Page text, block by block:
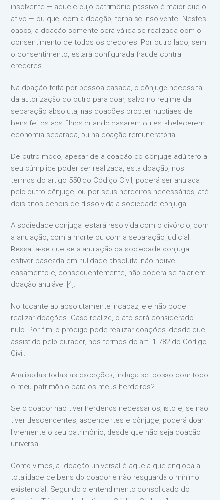
insolvente — aquele cujo patrimônio passivo é maior que o
ativo — ou que, com a doação, torna-se insolvente. Nestes
casos, a doação somente será válida se realizada com o
consentimento de todos os credores. Por outro lado, sem
o consentimento, estará configurada fraude contra
credores.
Na doação feita por pessoa casada, o cônjuge necessita
da autorização do outro para doar, salvo no regime da
separação absoluta, nas doações propter nuptiaes de
bens feitos aos filhos quando casarem ou estabelecerem
economia separada, ou na doação remuneratória.
De outro modo, apesar de a doação do cônjuge adúltero a
seu cúmplice poder ser realizada, esta doação, nos
termos do artigo 550 do Código Civil, poderá ser anulada
pelo outro cônjuge, ou por seus herdeiros necessários, até
dois anos depois de dissolvida a sociedade conjugal.
A sociedade conjugal estará resolvida com o divórcio, com
a anulação, com a morte ou com a separação judicial.
Ressalta-se que se a anulação da sociedade conjugal
estiver baseada em nulidade absoluta, não houve
casamento e, consequentemente, não poderá se falar em
doação anulável [4].
No tocante ao absolutamente incapaz, ele não pode
realizar doações. Caso realize, o ato será considerado
nulo. Por fim, o pródigo pode realizar doações, desde que
assistido pelo curador, nos termos do art. 1.782 do Código
Civil.
Analisadas todas as exceções, indaga-se: posso doar todo
o meu patrimônio para os meus herdeiros?
Se o doador não tiver herdeiros necessários, isto é, se não
tiver descendentes, ascendentes e cônjuge, poderá doar
livremente o seu patrimônio, desde que não seja doação
universal.
Como vimos, a doação universal é aquela que engloba a
totalidade de bens do doador e não resguarda o mínimo
existencial. Segundo o entendimento consolidado do